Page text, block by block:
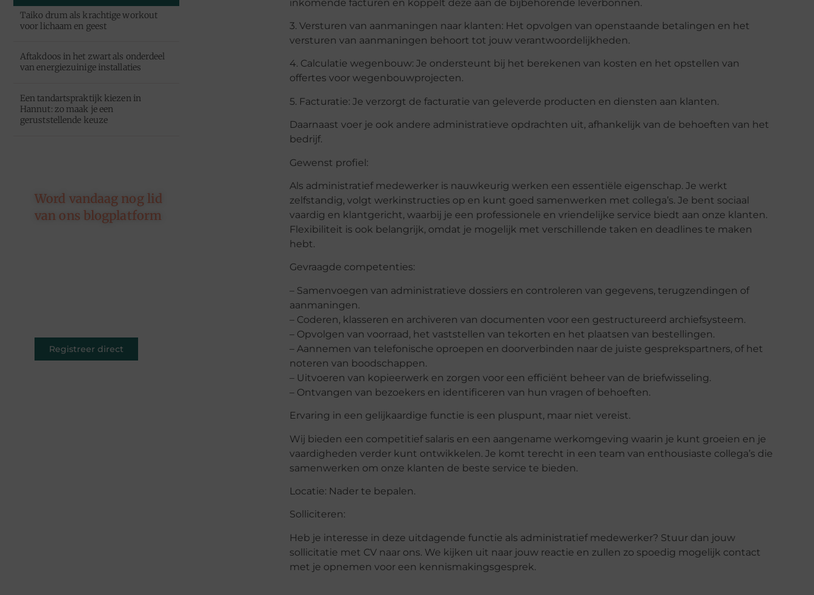
Taiko drum als krachtige workout
voor lichaam en geest
Aftakdoos in het zwart als onderdeel
van energiezuinige installaties
Een tandartspraktijk kiezen in
Hannut: zo maak je een
geruststellende keuze
Word vandaag nog lid
van ons blogplatform
Registreer direct
inkomende facturen en koppelt deze aan de bijbehorende leverbonnen.
3. Versturen van aanmaningen naar klanten: Het opvolgen van openstaande betalingen en het
versturen van aanmaningen behoort tot jouw verantwoordelijkheden.
4. Calculatie wegenbouw: Je ondersteunt bij het berekenen van kosten en het opstellen van
offertes voor wegenbouwprojecten.
5. Facturatie: Je verzorgt de facturatie van geleverde producten en diensten aan klanten.
Daarnaast voer je ook andere administratieve opdrachten uit, afhankelijk van de behoeften van het
bedrijf.
Gewenst profiel:
Als administratief medewerker is nauwkeurig werken een essentiële eigenschap. Je werkt
zelfstandig, volgt werkinstructies op en kunt goed samenwerken met collega’s. Je bent sociaal
vaardig en klantgericht, waarbij je een professionele en vriendelijke service biedt aan onze klanten.
Flexibiliteit is ook belangrijk, omdat je mogelijk met verschillende taken en deadlines te maken
hebt.
Gevraagde competenties:
– Samenvoegen van administratieve dossiers en controleren van gegevens, terugzendingen of
aanmaningen.
– Coderen, klasseren en archiveren van documenten voor een gestructureerd archiefsysteem.
– Opvolgen van voorraad, het vaststellen van tekorten en het plaatsen van bestellingen.
– Aannemen van telefonische oproepen en doorverbinden naar de juiste gesprekspartners, of het
noteren van boodschappen.
– Uitvoeren van kopieerwerk en zorgen voor een efficiënt beheer van de briefwisseling.
– Ontvangen van bezoekers en identificeren van hun vragen of behoeften.
Ervaring in een gelijkaardige functie is een pluspunt, maar niet vereist.
Wij bieden een competitief salaris en een aangename werkomgeving waarin je kunt groeien en je
vaardigheden verder kunt ontwikkelen. Je komt terecht in een team van enthousiaste collega’s die
samenwerken om onze klanten de beste service te bieden.
Locatie: Nader te bepalen.
Solliciteren:
Heb je interesse in deze uitdagende functie als administratief medewerker? Stuur dan jouw
sollicitatie met CV naar ons. We kijken uit naar jouw reactie en zullen zo spoedig mogelijk contact
met je opnemen voor een kennismakingsgesprek.